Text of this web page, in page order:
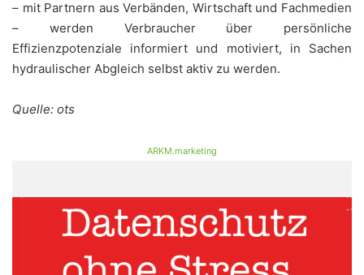
– mit Partnern aus Verbänden, Wirtschaft und Fachmedien
– werden Verbraucher über persönliche
Effizienzpotenziale informiert und motiviert, in Sachen
hydraulischer Abgleich selbst aktiv zu werden.
Quelle: ots
ARKM.marketing